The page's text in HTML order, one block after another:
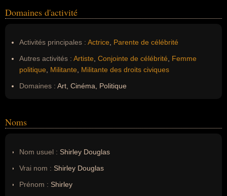
Domaines d'activité
Activités principales : Actrice
Parente de célébrité
Autres activités : Artiste Conjointe de célébrité
Femme
politique
Militante
Militante des droits civiques
Domaines : Art, Cinéma, Politique
Noms
Nom usuel : Shirley Douglas
Vrai nom : Shirley Douglas
Prénom : Shirley